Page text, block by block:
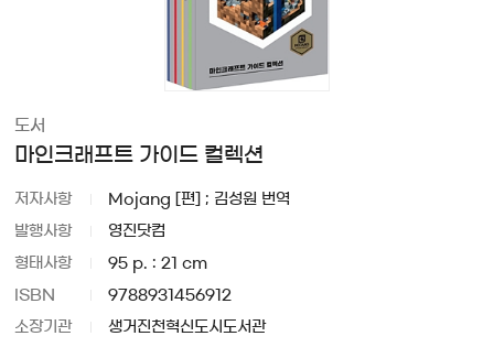
도서
마인크래프트 가이드 컬렉션
저자사항 Mojang [편] ; 김성원 번역
발행사항 영진닷컴
형태사항 95 p. : 21 cm
ISBN 9788931456912
소장기관 생거진천혁신도시도서관